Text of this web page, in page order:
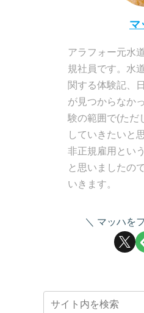
マ
アラフォー元水
規社員です。水
関する体験記、
が見つからなか
験の範囲で(ただ
していきたいと
非正規雇用とい
と思いましたの
いきます。
マッハを